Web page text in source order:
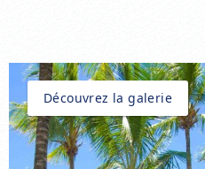
Découvrez la galerie